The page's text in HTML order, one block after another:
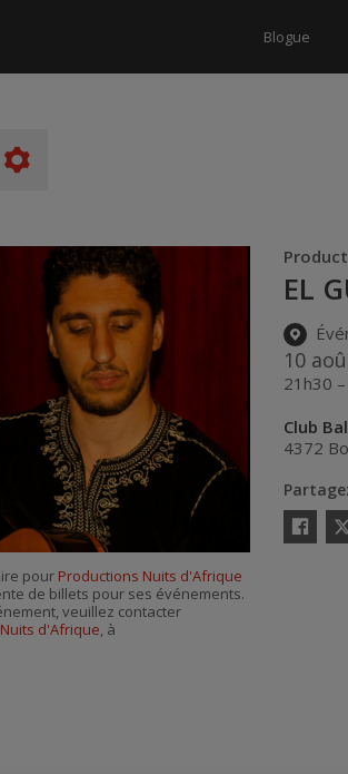
Blogue
EL
10
21h30
Club
4372
Facebook
pour Productions Nuits d'Afrique
de billets pour ses événements.
veuillez contacter
d'Afrique, à